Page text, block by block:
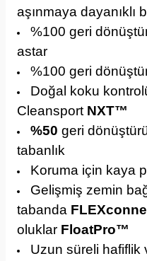
aşınmaya dayanıklı
%100 geri
astar
%100 geri
Doğal koku
Cleansport NXT™
%50 geri
tabanlık
Koruma için kaya
Gelişmiş zemin
tabanda
oluklar FloatPro™
Uzun süreli hafiflik